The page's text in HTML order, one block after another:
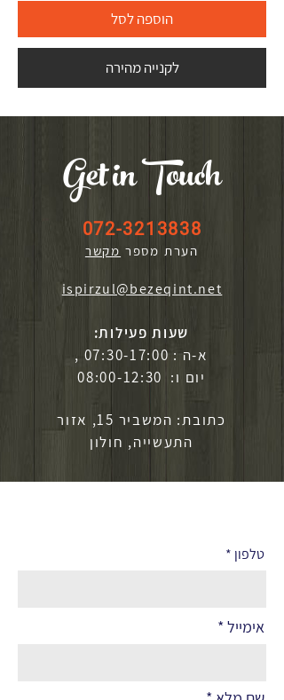
הוספה לסל
לקנייה מהירה
Get in Touch
072-3213838
הערת מספר מקשר
ispirzul@bezeqint.net
שעות פעילות:
א-ה : 07:30-17:00 ,
יום ו: 08:00-12:30
כתובת: המשביר 15, אזור
התעשייה, חולון
טלפון
אימייל